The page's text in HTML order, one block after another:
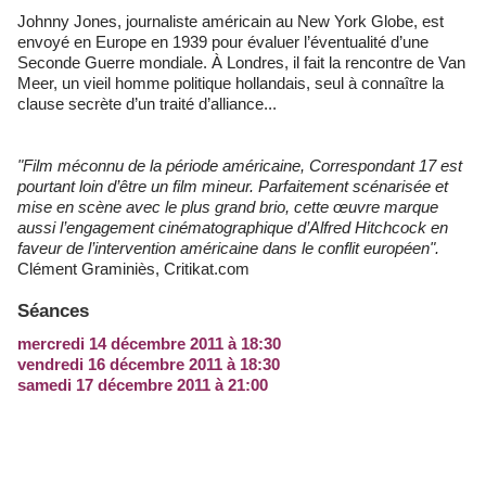
Johnny Jones, journaliste américain au New York Globe, est
envoyé en Europe en 1939 pour évaluer l’éventualité d’une
Seconde Guerre mondiale. À Londres, il fait la rencontre de Van
Meer, un vieil homme politique hollandais, seul à connaître la
clause secrète d’un traité d’alliance...
"Film méconnu de la période américaine, Correspondant 17 est
pourtant loin d’être un film mineur. Parfaitement scénarisée et
mise en scène avec le plus grand brio, cette œuvre marque
aussi l’engagement cinématographique d’Alfred Hitchcock en
faveur de l’intervention américaine dans le conflit européen".
Clément Graminiès, Critikat.com
Séances
mercredi 14 décembre 2011 à 18:30
vendredi 16 décembre 2011 à 18:30
samedi 17 décembre 2011 à 21:00